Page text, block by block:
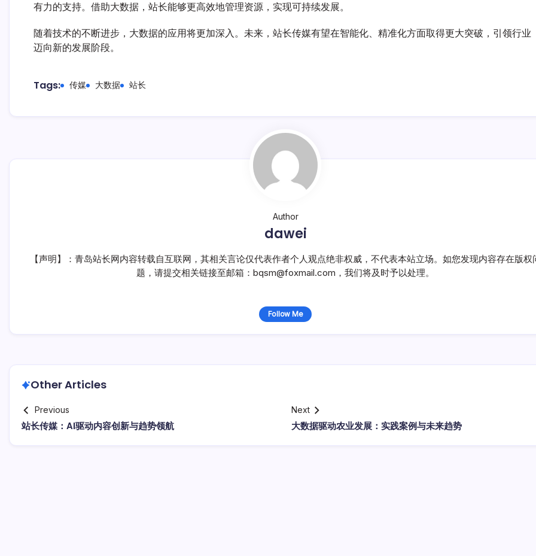
有力的支持。借助大数据，站长能够更高效地管理资源，实现可持续发展。
随着技术的不断进步，大数据的应用将更加深入。未来，站长传媒有望在智能化、精准化方面取得更大突破，引领行业
迈向新的发展阶段。
Tags: 传媒 大数据 站长
Author
dawei
【声明】：青岛站长网内容转载自互联网，其相关言论仅代表作者个人观点绝非权威，不代表本站立场。如您发现内容存在版权
题，请提交相关链接至邮箱：bqsm@foxmail.com，我们将及时予以处理。
Follow Me
Other Articles
Previous
站长传媒：AI驱动内容创新与趋势领航
Next
大数据驱动农业发展：实践案例与未来趋势